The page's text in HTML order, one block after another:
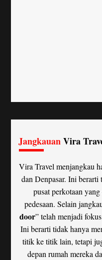
Jangkauan Vira
Vira Travel menjangkau
dan Denpasar. Ini berarti
pusat perkotaan
pedesaan. Selain
door” telah menjadi
Ini berarti tidak hanya
titik ke titik lain, tetapi
depan rumah mereka